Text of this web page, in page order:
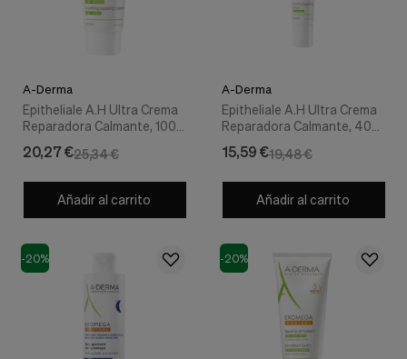
A-Derma
Epitheliale A.H Ultra Crema
Reparadora Calmante, 100
25,34 €
20,27 €
Añadir al carrito
A-Derma
Epitheliale A.H Ultra Crema
Reparadora Calmante, 40
19,48 €
15,59 €
Añadir al carrito
-20% -20%